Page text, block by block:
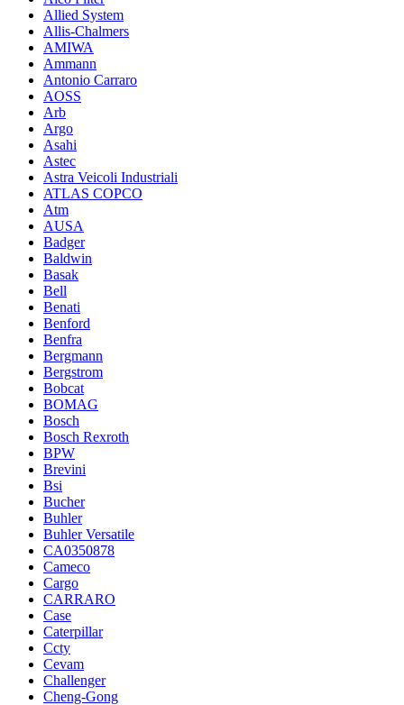
Allied System
Allis-Chalmers
AMIWA
Ammann
Antonio Carraro
AOSS
Arb
Argo
Asahi
Astec
Astra Veicoli Industriali
ATLAS COPCO
Atm
AUSA
Badger
Baldwin
Basak
Bell
Benati
Benford
Benfra
Bergmann
Bergstrom
Bobcat
BOMAG
Bosch
Bosch Rexroth
BPW
Brevini
Bsi
Bucher
Buhler
Buhler Versatile
CA0350878
Cameco
Cargo
CARRARO
Case
Caterpillar
Ccty
Cevam
Challenger
Cheng-Gong